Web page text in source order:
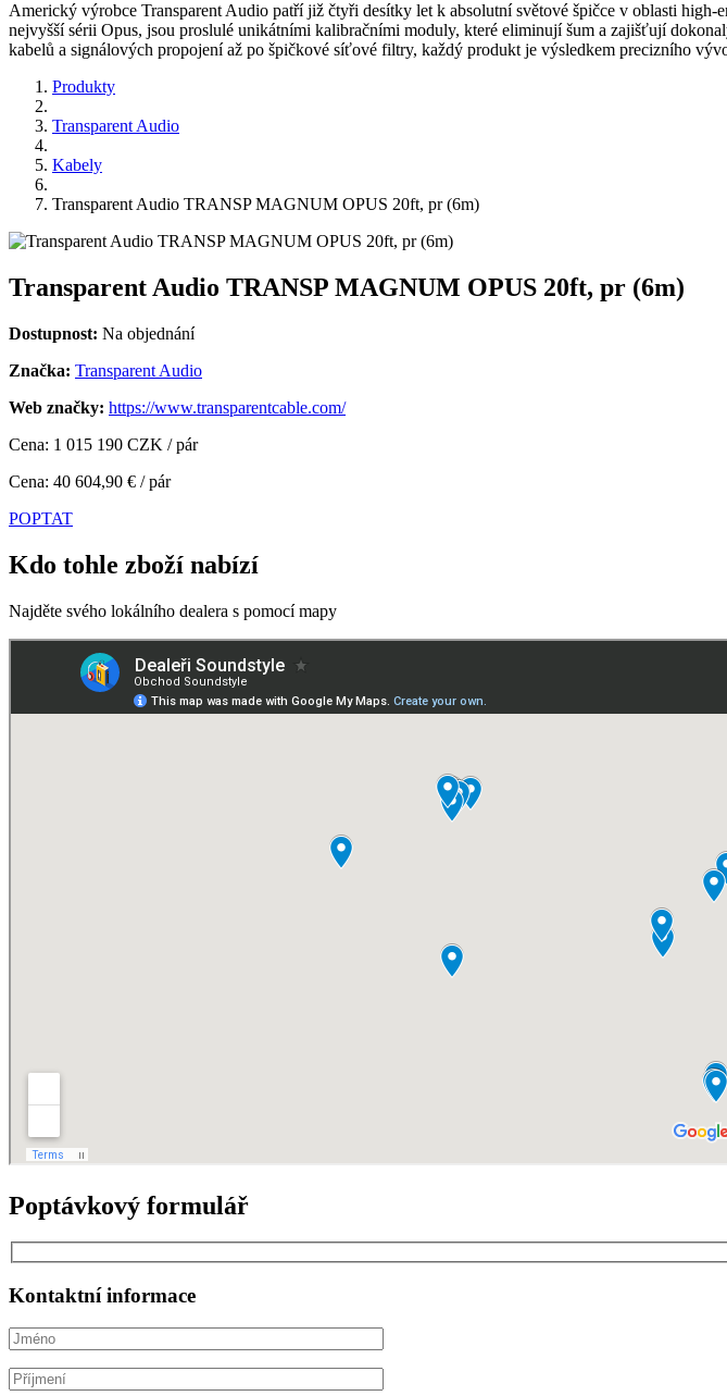
Americký výrobce Transparent Audio patří již čtyři desítky let k absolutní světové špičce v oblasti
nejvyšší sérii Opus, jsou proslulé unikátními kalibračními moduly, které eliminují šum a zajišťují
kabelů a signálových propojení až po špičkové síťové filtry, každý produkt je výsledkem precizního
Produkty
Transparent Audio
Kabely
Transparent Audio TRANSP MAGNUM OPUS 20ft, pr (6m)
Transparent Audio TRANSP MAGNUM OPUS 20ft, pr (6m)
Dostupnost: Na objednání
Značka: Transparent Audio
Web značky: https://www.transparentcable.com/
Cena: 1 015 190 CZK / pár
Cena: 40 604,90 € / pár
POPTAT
Kdo tohle zboží nabízí
Najděte svého lokálního dealera s pomocí mapy
Poptávkový formulář
Kontaktní informace